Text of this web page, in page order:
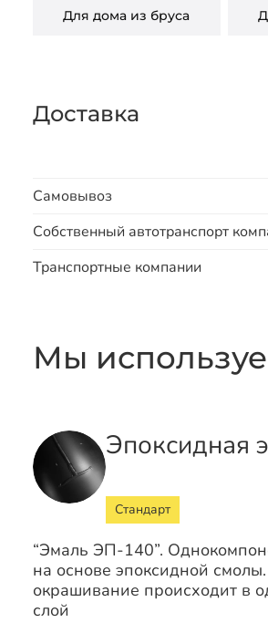
Для дома из бруса
Доставка
Самовывоз
Собственный автотранспорт
Транспортные компании
Мы
Эпоксидная
Стандарт
“Эмаль ЭП-140”.
на основе эпоксидной
окрашивание происходит в
слой